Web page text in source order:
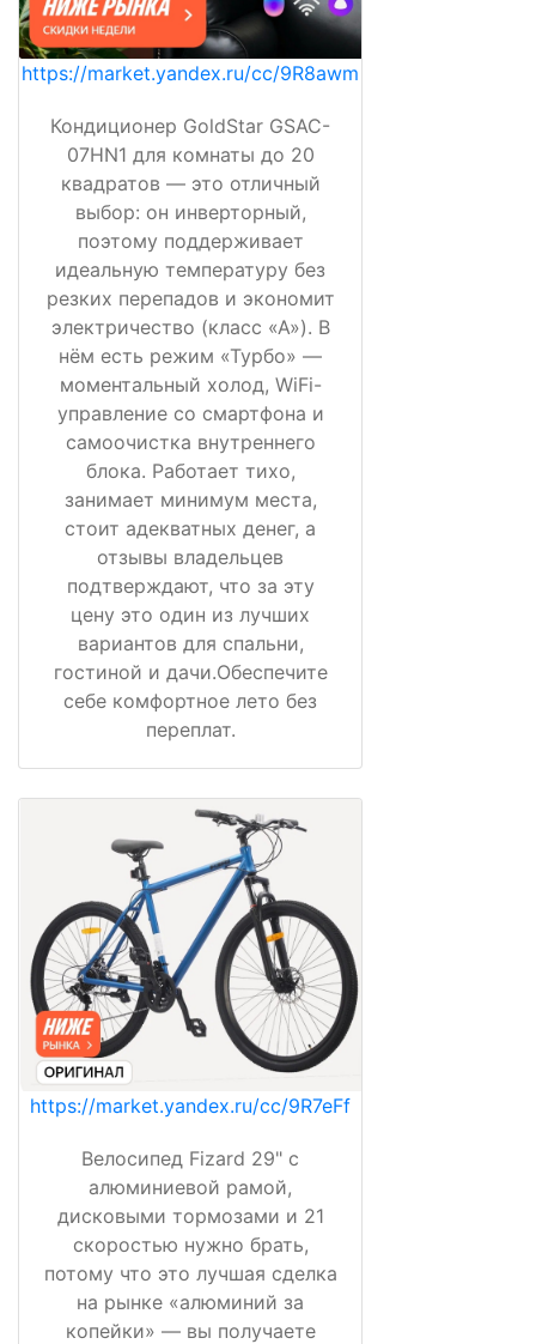
https://market.yandex.ru/cc/9R8awm
Кондиционер GoldStar GSAC-
07HN1 для комнаты до 20
квадратов — это отличный
выбор: он инверторный,
поэтому поддерживает
идеальную температуру без
резких перепадов и экономит
электричество (класс «А»). В
нём есть режим «Турбо» —
моментальный холод, WiFi-
управление со смартфона и
самоочистка внутреннего
блока. Работает тихо,
занимает минимум места,
стоит адекватных денег, а
отзывы владельцев
подтверждают, что за эту
цену это один из лучших
вариантов для спальни,
гостиной и дачи.Обеспечите
себе комфортное лето без
переплат.
https://market.yandex.ru/cc/9R7eFf
Велосипед Fizard 29" с
алюминиевой рамой,
дисковыми тормозами и 21
скоростью нужно брать,
потому что это лучшая сделка
на рынке «алюминий за
копейки» — вы получаете